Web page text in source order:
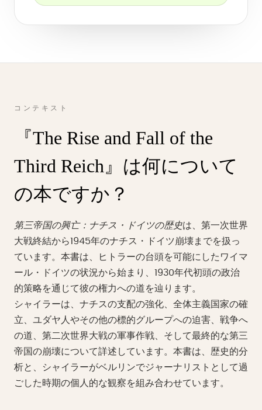
コンテキスト
『The Rise and Fall of the
Third Reich』は何について
の本ですか？
第三帝国の興亡：ナチス・ドイツの歴史は、第一次世界
大戦終結から1945年のナチス・ドイツ崩壊までを扱っ
ています。本書は、ヒトラーの台頭を可能にしたワイマ
ール・ドイツの状況から始まり、1930年代初頭の政治
的策略を通じて彼の権力への道を辿ります。
シャイラーは、ナチスの支配の強化、全体主義国家の確
立、ユダヤ人やその他の標的グループへの迫害、戦争へ
の道、第二次世界大戦の軍事作戦、そして最終的な第三
帝国の崩壊について詳述しています。本書は、歴史的分
析と、シャイラーがベルリンでジャーナリストとして過
ごした時期の個人的な観察を組み合わせています。